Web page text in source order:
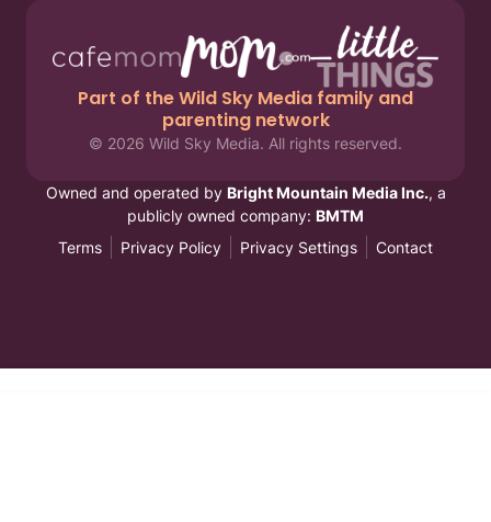
Part of the Wild Sky Media family and
parenting network
© 2026 Wild Sky Media. All rights reserved.
Owned and operated by Bright Mountain Media Inc., a
publicly owned company: BMTM
Terms
Privacy Policy Privacy Settings Contact